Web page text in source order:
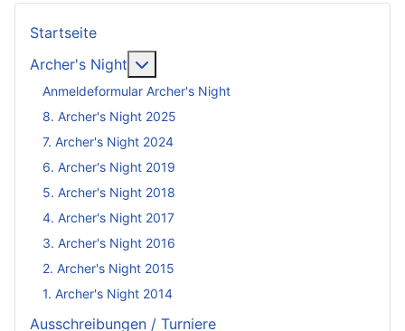
Startseite
Archer's Night
Anmeldeformular Archer's Night
8. Archer's Night 2025
7. Archer's Night 2024
6. Archer's Night 2019
5. Archer's Night 2018
4. Archer's Night 2017
3. Archer's Night 2016
2. Archer's Night 2015
1. Archer's Night 2014
Ausschreibungen / Turniere